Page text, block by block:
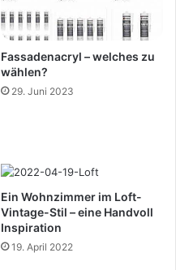
Fassadenacryl – welches zu
wählen?
29. Juni 2023
Ein Wohnzimmer im Loft-
Vintage-Stil – eine Handvoll
Inspiration
19. April 2022